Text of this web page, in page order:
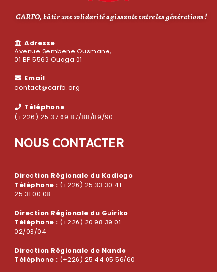
CARFO, bâtir une solidarité agissante entre les générations !
Adresse
Avenue Sembene Ousmane,
01 BP 5569 Ouaga 01
Email
contact@carfo.org
Téléphone
(+226) 25 37 69 87/88/89/90
NOUS CONTACTER
Direction Régionale du Kadiogo
Téléphone : (+226) 25 33 30 41
25 31 00 08
Direction Régionale du Guiriko
Téléphone : (+226) 20 98 39 01
02/03/04
Direction Régionale de Nando
Téléphone : (+226) 25 44 05 56/60